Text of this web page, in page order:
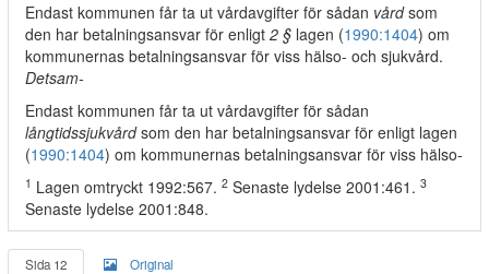
Endast kommunen får ta ut vårdavgifter för sådan vårdsom
den har betalningsansvar för enligt 2 § lagen (1990:1404) om
kommunernas betalningsansvar för viss hälso- och sjukvård.
Detsam-
Endast kommunen får ta ut vårdavgifter för sådan
långtidssjukvårdsom den har betalningsansvar för enligt lagen
(1990:1404) om kommunernas betalningsansvar för viss hälso-
1 Lagen omtryckt 1992:567. 2 Senaste lydelse 2001:461. 3
Senaste lydelse 2001:848.
Sida 12 Original